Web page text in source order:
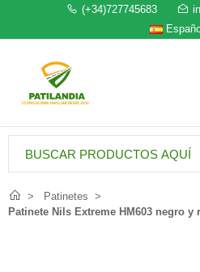
(+34)727745683
Patinetes
Patinete Nils Extreme HM603 negro y